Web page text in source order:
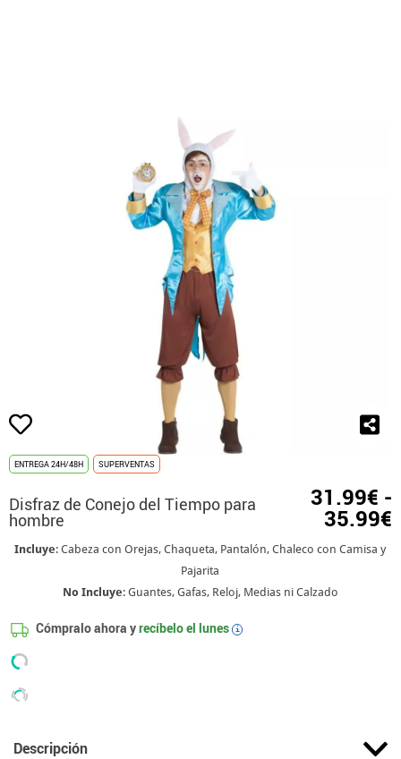
ENTREGA 24H/48H SUPERVENTAS
Disfraz de Conejo del Tiempo para
hombre
31.99€ -
35.99€
Incluye: Cabeza con Orejas, Chaqueta, Pantalón, Chaleco con Camisa y
Pajarita
No Incluye: Guantes, Gafas, Reloj, Medias ni Calzado
Cómpralo ahora yrecíbelo el lunes i
Descripción